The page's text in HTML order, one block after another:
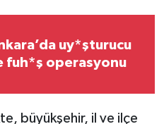
uy*şturucu
fuh*ş operasyonu
büyükşehir, il ve ilçe